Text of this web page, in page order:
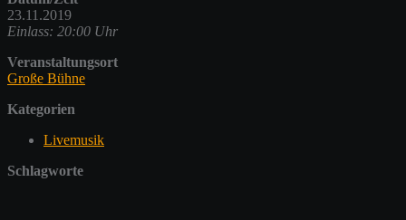
23.11.2019
Einlass: 20:00 Uhr
Veranstaltungsort
Große Bühne
Kategorien
Livemusik
Schlagworte